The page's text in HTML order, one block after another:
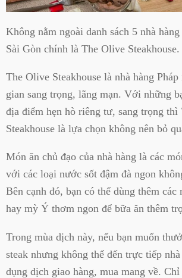
Không nằm ngoài danh sách 5 nhà
Sài Gòn chính là The Olive Steakhouse.
The Olive Steakhouse là nhà hàng
gian sang trọng, lãng mạn. Với những
địa điểm hẹn hò riêng tư, sang trọng thì
Steakhouse là lựa chọn không nên bỏ
Món ăn chủ đạo của nhà hàng là các
với các loại nước sốt đậm đà ngon
Bên cạnh đó, bạn có thể dùng thêm các
hay mỳ Ý thơm ngon để bữa ăn thêm
Trong mùa dịch này, nếu bạn muốn
steak nhưng không thể đến trực tiếp
dụng dịch giao hàng, mua mang về.